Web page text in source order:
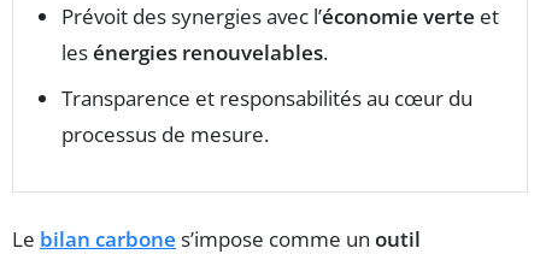
Prévoit des synergies avec l’économie verte et
lesénergies renouvelables.
Transparence et responsabilités au cœur du
processus de mesure.
Le bilan carbone s’impose comme un outil